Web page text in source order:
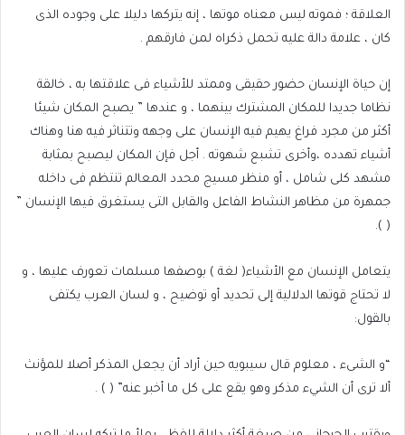
العلاقة ؛ فموته ليس معناه موتها ، إنه يتركها دليلا على وجوده الذى
كان ، علامة دالة عليه تحمل ذكراه لمن فارقهم .
إن حياة الإنسان حضور حقيقى وممتد للأشياء فى علاقتها به ، خالقة
نظاما جديدا للمكان المشترك بينهما ، و عندها ” يصبح المكان شيئا
أكثر من مجرد فراغ يهيم فيه الإنسان على وجهه وتتناثر فيه هنا وهناك
أشياء تهدده ،وأخرى تشبع شهوته . أجل فإن المكان ليصبح بمثابة
مشهد كلى شامل ، أو منظر مسيج محدد المعالم تنتظم فى داخله
جمهرة من مظاهر النشاط الفاعل والقابل التى يستغرق فيها الإنسان ”
( ).
يتعامل الإنسان مع الأشياء( لغة ) بوصفها مسلمات تعورف عليها ، و
لا تحتاج قوتها الدلالية إلى تحديد أو توضيح ، و لسان العرب يكتفى
بالقول:
“و الشىء ، معلوم قال سيبويه حين أراد أن يجعل المذكر أصلا للمؤنث
ألا ترى أن الشيء مذكر وهو يقع على كل ما أخبر عنه” ( ) .